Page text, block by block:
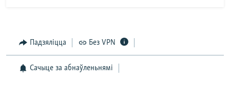
Падзяліцца Без VPN
Сачыце за абнаўленьнямі